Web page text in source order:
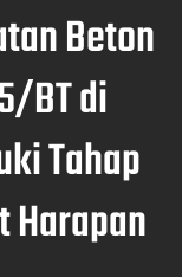
Beton
BT di
Tahap
Harapan